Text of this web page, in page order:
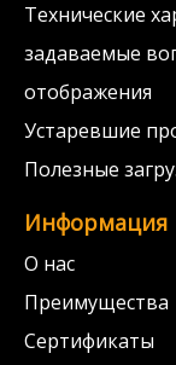
Технические
задаваемые
отображения
Устаревшие
Полезные
Информация
О нас
Преимущества
Сертификаты